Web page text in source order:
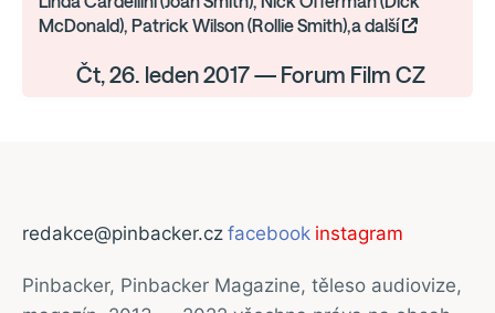
McDonald), Patrick Wilson (Rollie Smith),a další
Čt, 26. leden 2017 — Forum Film CZ
redakce@pinbacker.cz facebook instagram
Pinbacker, Pinbacker Magazine, těleso audiovize,